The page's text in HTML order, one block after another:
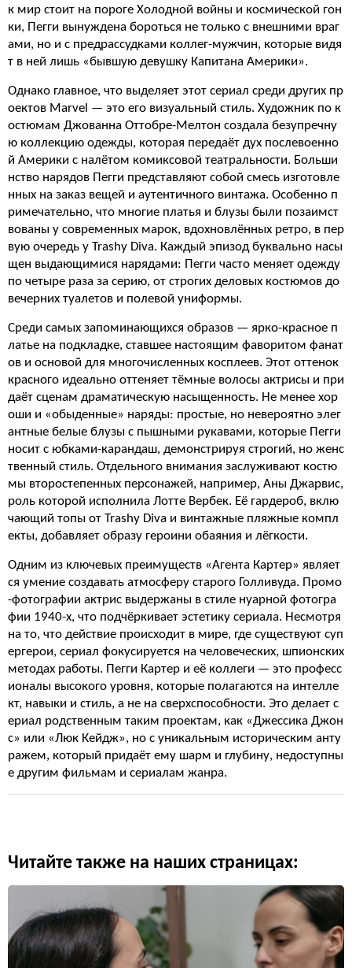
к мир стоит на пороге Холодной войны и космической гон
ки, Пегги вынуждена бороться не только с внешними враг
ами, но и с предрассудками коллег-мужчин, которые видя
т в ней лишь «бывшую девушку Капитана Америки».
Однако главное, что выделяет этот сериал среди других пр
оектов Marvel — это его визуальный стиль. Художник по к
остюмам Джованна Оттобре-Мелтон создала безупречну
ю коллекцию одежды, которая передаёт дух послевоенно
й Америки с налётом комиксовой театральности. Больши
нство нарядов Пегги представляют собой смесь изготовле
нных на заказ вещей и аутентичного винтажа. Особенно п
римечательно, что многие платья и блузы были позаимст
вованы у современных марок, вдохновлённых ретро, в пер
вую очередь у Trashy Diva. Каждый эпизод буквально насы
щен выдающимися нарядами: Пегги часто меняет одежду
по четыре раза за серию, от строгих деловых костюмов до
вечерних туалетов и полевой униформы.
Среди самых запоминающихся образов — ярко-красное п
латье на подкладке, ставшее настоящим фаворитом фанат
ов и основой для многочисленных косплеев. Этот оттенок
красного идеально оттеняет тёмные волосы актрисы и при
даёт сценам драматическую насыщенность. Не менее хор
оши и «обыденные» наряды: простые, но невероятно элег
антные белые блузы с пышными рукавами, которые Пегги
носит с юбками-карандаш, демонстрируя строгий, но женс
твенный стиль. Отдельного внимания заслуживают костю
мы второстепенных персонажей, например, Аны Джарвис,
роль которой исполнила Лотте Вербек. Её гардероб, вклю
чающий топы от Trashy Diva и винтажные пляжные компл
екты, добавляет образу героини обаяния и лёгкости.
Одним из ключевых преимуществ «Агента Картер» являет
ся умение создавать атмосферу старого Голливуда. Промо
-фотографии актрис выдержаны в стиле нуарной фотогра
фии 1940-х, что подчёркивает эстетику сериала. Несмотря
на то, что действие происходит в мире, где существуют суп
ергерои, сериал фокусируется на человеческих, шпионских
методах работы. Пегги Картер и её коллеги — это професс
ионалы высокого уровня, которые полагаются на интелле
кт, навыки и стиль, а не на сверхспособности. Это делает с
ериал родственным таким проектам, как «Джессика Джон
с» или «Люк Кейдж», но с уникальным историческим анту
ражем, который придаёт ему шарм и глубину, недоступны
е другим фильмам и сериалам жанра.
Читайте также на наших страницах: